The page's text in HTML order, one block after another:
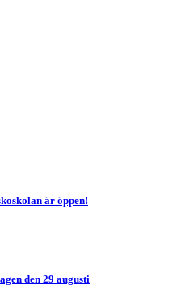
är öppen!
den 29 augusti